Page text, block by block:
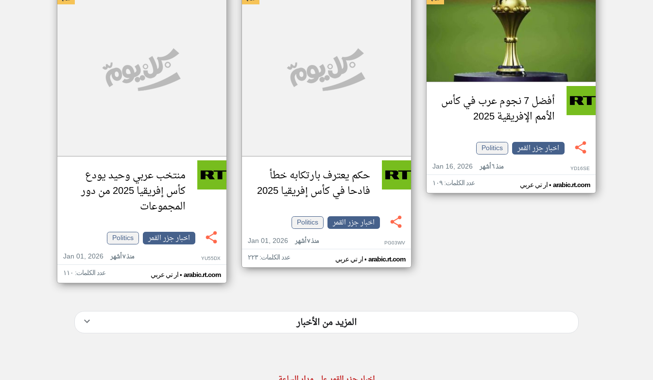
أفضل 7 نجوم عرب في كأس
الأمم الإفريقية 2025
اخبار جزر القمر
Politics
Jan 16, 2026
منذ ٦ أشهر YD16SE
ار تي عربي• arabic.rt.com عدد الكلمات: ١٠٩
حكم يعترف بارتكابه خطأ
فادحا في كأس إفريقيا 2025
اخبار جزر القمر
Politics
Jan 01, 2026
منذ ٧ أشهر PG03WV
ار تي عربي• arabic.rt.com عدد الكلمات: ٢٢٣
منتخب عربي وحيد يودع
كأس إفريقيا 2025 من دور
المجموعات
اخبار جزر القمر
Politics
Jan 01, 2026
منذ ٧ أشهر YU55DX
ار تي عربي• arabic.rt.com عدد الكلمات: ١١٠
المزيد من الأخبار